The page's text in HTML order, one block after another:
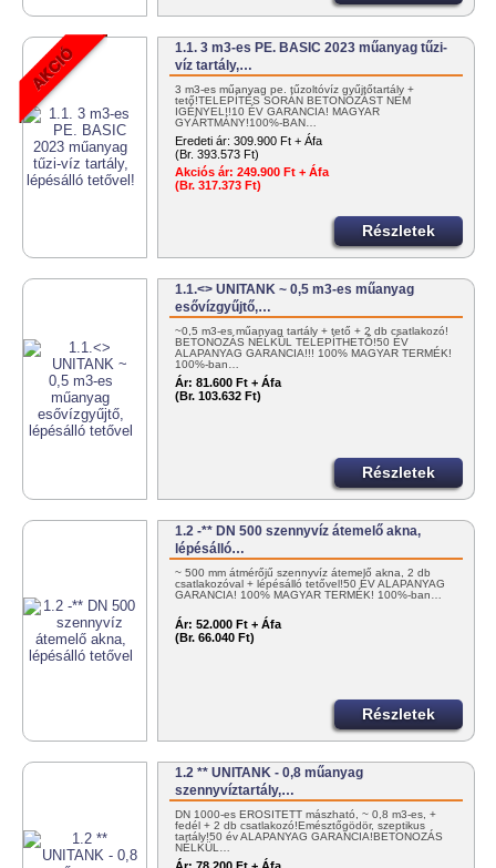
1.1. 3 m3-es PE. BASIC 2023 műanyag tűzi-
víz tartály,…
3 m3-es műanyag pe. tűzoltóvíz gyűjtőtartály +
tető!TELEPÍTÉS SORÁN BETONOZÁST NEM
IGÉNYEL!!10 ÉV GARANCIA! MAGYAR
GYÁRTMÁNY!100%-BAN…
Eredeti ár: 309.900 Ft + Áfa
(Br. 393.573 Ft)
Akciós ár: 249.900 Ft + Áfa
(Br. 317.373 Ft)
Részletek
1.1.<> UNITANK ~ 0,5 m3-es műanyag
esővízgyűjtő,…
~0,5 m3-es műanyag tartály + tető + 2 db csatlakozó!
BETONOZÁS NÉLKÜL TELEPÍTHETŐ!50 ÉV
ALAPANYAG GARANCIA!!! 100% MAGYAR TERMÉK!
100%-ban…
Ár: 81.600 Ft + Áfa
(Br. 103.632 Ft)
Részletek
1.2 -** DN 500 szennyvíz átemelő akna,
lépésálló…
~ 500 mm átmérőjű szennyvíz átemelő akna, 2 db
csatlakozóval + lépésálló tetővel!50 ÉV ALAPANYAG
GARANCIA! 100% MAGYAR TERMÉK! 100%-ban…
Ár: 52.000 Ft + Áfa
(Br. 66.040 Ft)
Részletek
1.2 ** UNITANK - 0,8 műanyag
szennyvíztartály,…
DN 1000-es ERŐSÍTETT mászható, ~ 0,8 m3-es, +
fedél + 2 db csatlakozó!Emésztőgödör, szeptikus
tartály!50 év ALAPANYAG GARANCIA!BETONOZÁS
NÉLKÜL…